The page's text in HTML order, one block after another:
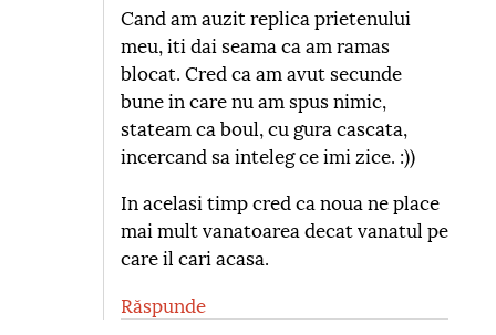
Cand am auzit replica prietenului
meu, iti dai seama ca am ramas
blocat. Cred ca am avut secunde
bune in care nu am spus nimic,
stateam ca boul, cu gura cascata,
incercand sa inteleg ce imi zice. :))
In acelasi timp cred ca noua ne place
mai mult vanatoarea decat vanatul pe
care il cari acasa.
Răspunde